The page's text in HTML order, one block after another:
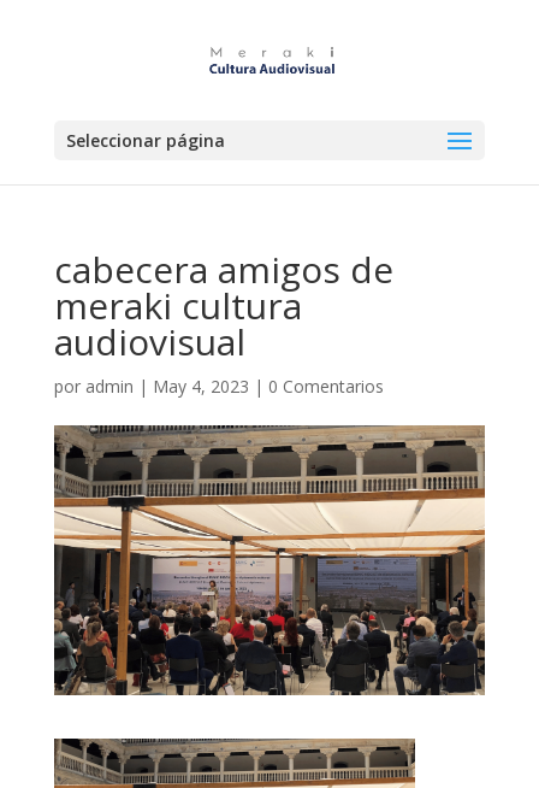
Seleccionar página
cabecera amigos de
meraki cultura
audiovisual
por admin | May 4, 2023 | 0 Comentarios